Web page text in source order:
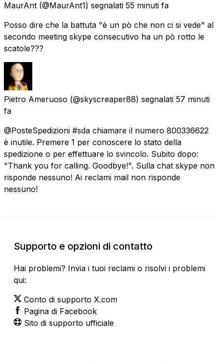
MaurAnt (@MaurAnt1) segnalati 55 minuti fa
Posso dire che la battuta "è un pò che non ci si vede" al
secondo meeting skype consecutivo ha un pò rotto le
scatole???
Pietro Ameruoso (@skyscreaper88) segnalati 57 minuti
fa
@PosteSpedizioni #sda chiamare il numero 800336622
è inutile. Premere 1 per conoscere lo stato della
spedizione o per effettuare lo svincolo. Subito dopo:
"Thank you for calling. Goodbye!". Sulla chat skype non
risponde nessuno! Ai reclami mail non risponde
nessuno!
Supporto e opzioni di contatto
Hai problemi? Invia i tuoi reclami o risolvi i problemi
qui:
Conto di supporto X.com
Pagina di Facebook
Sito di supporto ufficiale